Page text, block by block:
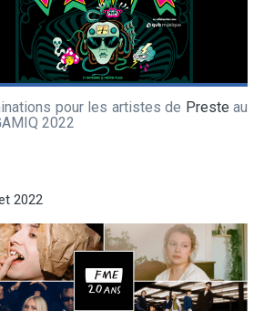
pour les artistes de Preste au
2022
2022